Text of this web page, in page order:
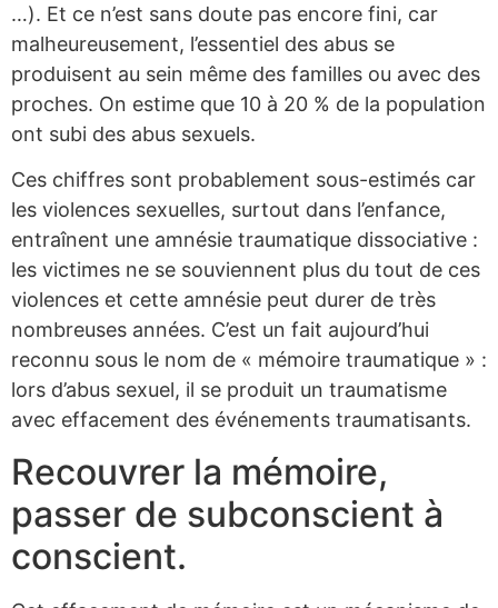
…). Et ce n’est sans doute pas encore fini, car
malheureusement, l’essentiel des abus se
produisent au sein même des familles ou avec des
proches. On estime que 10 à 20 % de la population
ont subi des abus sexuels.
Ces chiffres sont probablement sous-estimés car
les violences sexuelles, surtout dans l’enfance,
entraînent une amnésie traumatique dissociative :
les victimes ne se souviennent plus du tout de ces
violences et cette amnésie peut durer de très
nombreuses années. C’est un fait aujourd’hui
reconnu sous le nom de « mémoire traumatique » :
lors d’abus sexuel, il se produit un traumatisme
avec effacement des événements traumatisants.
Recouvrer la mémoire,
passer de subconscient à
conscient.